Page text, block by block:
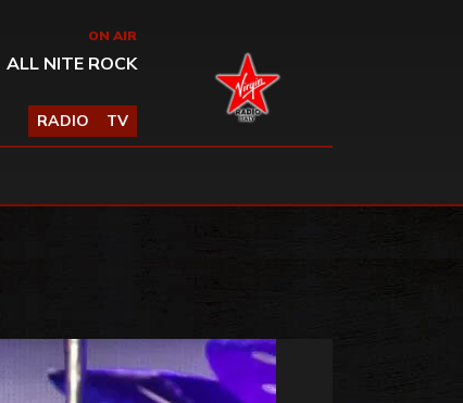
ON AIR
ALL NITE ROCK
RADIO TV